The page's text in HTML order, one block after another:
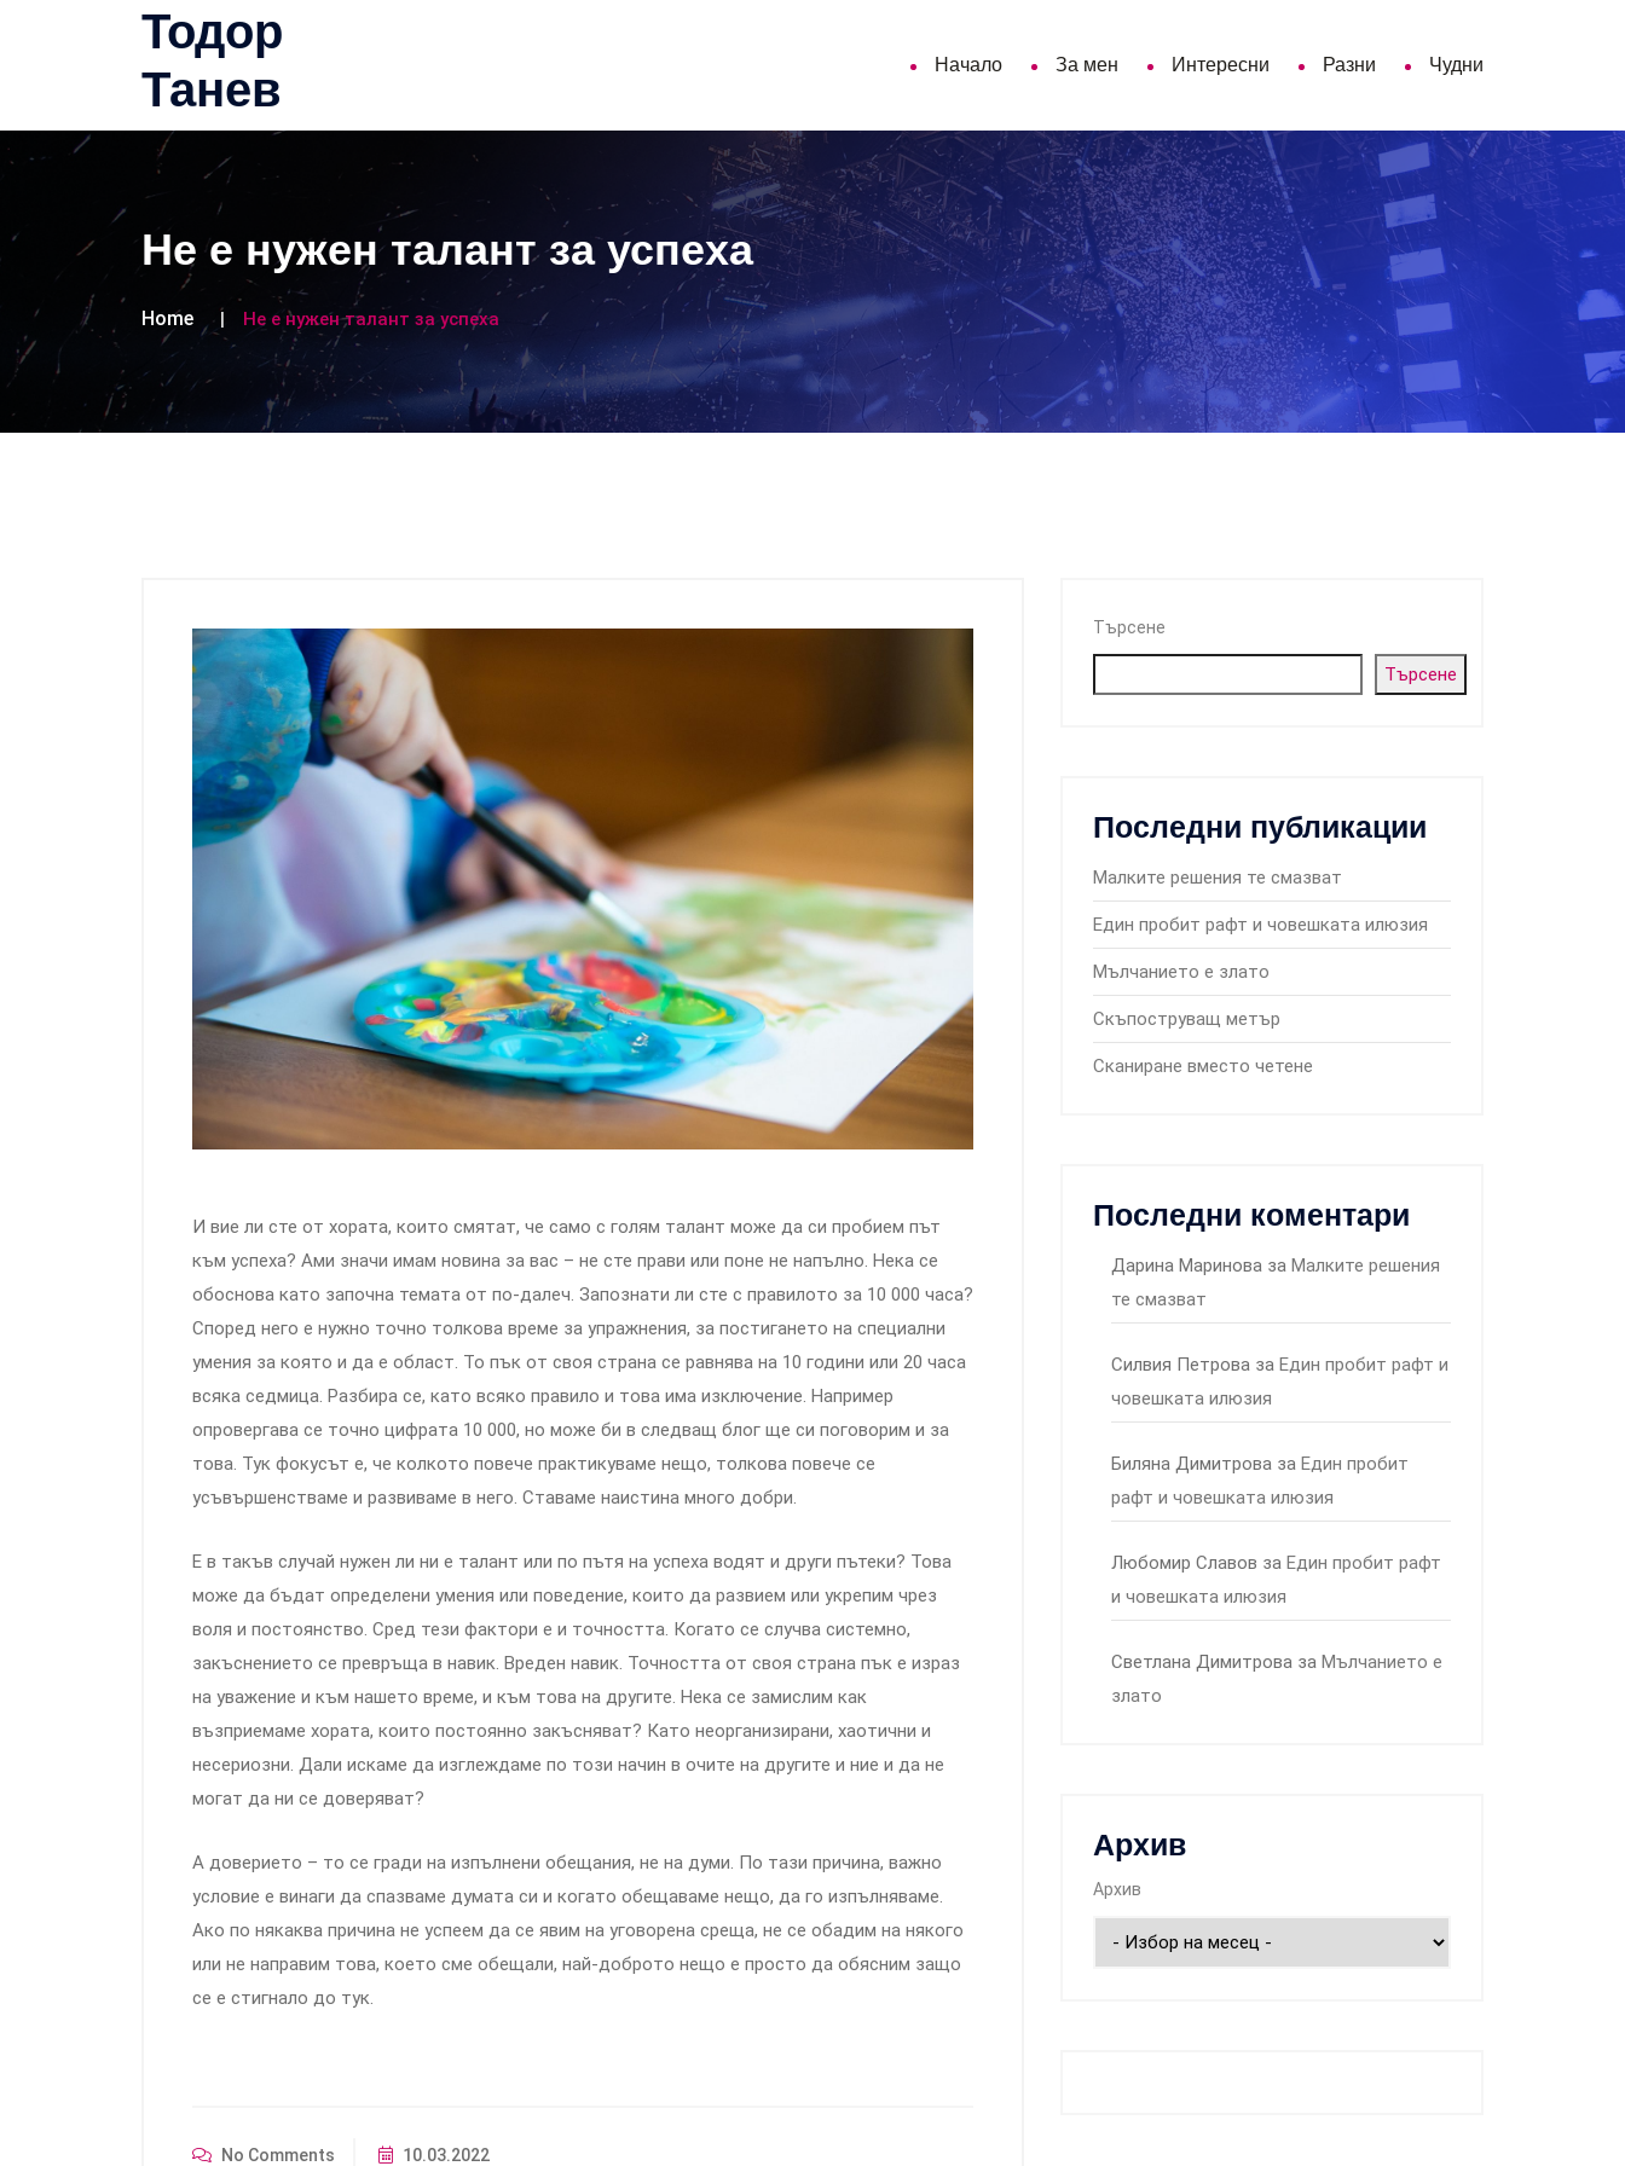
Тодор
Танев
Начало За мен Интересни Разни Чудни
Не е нужен талант за успеха
Home Не е нужен талант за успеха
И вие ли сте от хората, които смятат, че само с голям талант може да си пробием път
към успеха? Ами значи имам новина за вас – не сте прави или поне не напълно. Нека се
обоснова като започна темата от по-далеч. Запознати ли сте с правилото за 10 000 часа?
Според него е нужно точно толкова време за упражнения, за постигането на специални
умения за която и да е област. То пък от своя страна се равнява на 10 години или 20 часа
всяка седмица. Разбира се, като всяко правило и това има изключение. Например
опровергава се точно цифрата 10 000, но може би в следващ блог ще си поговорим и за
това. Тук фокусът е, че колкото повече практикуваме нещо, толкова повече се
усъвършенстваме и развиваме в него. Ставаме наистина много добри.
Е в такъв случай нужен ли ни е талант или по пътя на успеха водят и други пътеки? Това
може да бъдат определени умения или поведение, които да развием или укрепим чрез
воля и постоянство. Сред тези фактори е и точността. Когато се случва системно,
закъснението се превръща в навик. Вреден навик. Точността от своя страна пък е израз
на уважение и към нашето време, и към това на другите. Нека се замислим как
възприемаме хората, които постоянно закъсняват? Като неорганизирани, хаотични и
несериозни. Дали искаме да изглеждаме по този начин в очите на другите и ние и да не
могат да ни се доверяват?
А доверието – то се гради на изпълнени обещания, не на думи. По тази причина, важно
условие е винаги да спазваме думата си и когато обещаваме нещо, да го изпълняваме.
Ако по някаква причина не успеем да се явим на уговорена среща, не се обадим на някого
или не направим това, което сме обещали, най-доброто нещо е просто да обясним защо
се е стигнало до тук.
No Comments 10.03.2022
Търсене
Търсене
Последни публикации
Малките решения те смазват
Един пробит рафт и човешката илюзия
Мълчанието е злато
Скъпоструващ метър
Сканиране вместо четене
Последни коментари
Дарина Маринова за Малките решения
те смазват
Силвия Петрова за Един пробит рафт и
човешката илюзия
Биляна Димитрова за Един пробит
рафт и човешката илюзия
Любомир Славов за Един пробит рафт
и човешката илюзия
Светлана Димитрова за Мълчанието е
злато
Архив
Архив